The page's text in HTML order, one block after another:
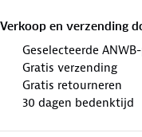
Verkoop en verzending
Geselecteerde
Gratis verzending
Gratis retourneren
30 dagen bedenktijd